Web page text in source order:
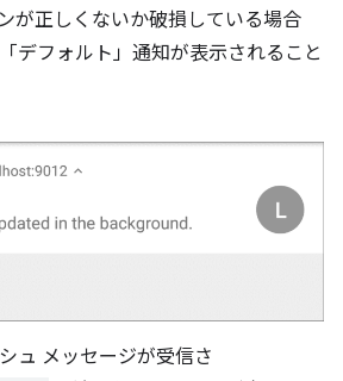
が正しくないか破損している場合
デフォルト」通知が表示されること
ュ メッセージが受信さ